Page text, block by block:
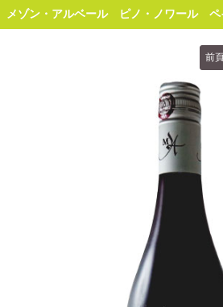
メゾン・アルベール ピノ・ノワール